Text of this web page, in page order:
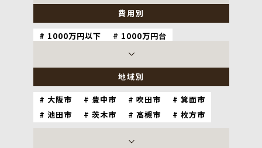
費用別
1000万円以下
1000万円台
3000万円以上
地域別
大阪市 豊中市 吹田市
箕面市
池田市
茨木市 高槻市
枚方市